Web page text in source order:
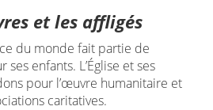
et les affligés
du monde fait partie de
enfants. L’Église et ses
pour l’œuvre humanitaire et
caritatives.